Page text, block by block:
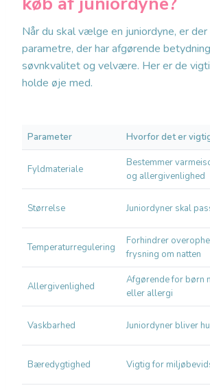
Når du skal vælge en juniordyne, er
parametre, der har afgørende
søvnkvalitet og velvære. Her er de
holde øje med.
Parameter Hvorfor det er
Fyldmateriale
Bestemmer
og allergivenlighed
Størrelse Juniordyner skal
Temperaturregulering
Forhindrer
frysning om natten
Allergivenlighed
Afgørende for børn
eller allergi
Vaskbarhed Juniordyner bliver
Bæredygtighed Vigtig for